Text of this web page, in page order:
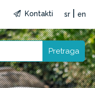
Kontakti sr en
Pretraga